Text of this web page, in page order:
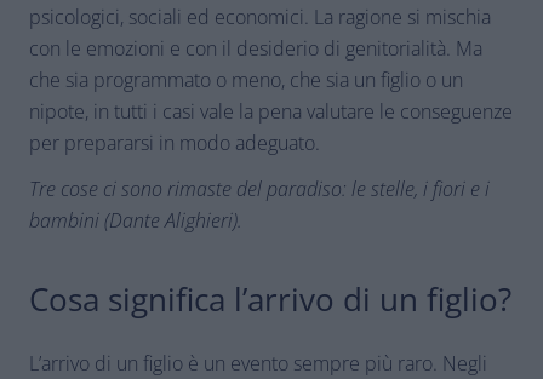
psicologici, sociali ed economici. La ragione si mischia
con le emozioni e con il desiderio di genitorialità. Ma
che sia programmato o meno, che sia un figlio o un
nipote, in tutti i casi vale la pena valutare le conseguenze
per prepararsi in modo adeguato.
Tre cose ci sono rimaste del paradiso: le stelle, i fiori e i
bambini (Dante Alighieri).
Cosa significa l’arrivo di un figlio?
L’arrivo di un figlio è un evento sempre più raro. Negli